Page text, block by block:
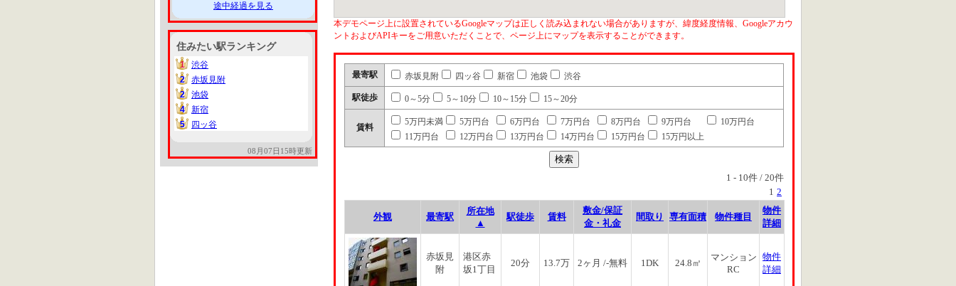
途中経過を見る
住みたい駅ランキング
1
1
渋谷
2
2
赤坂見附
2
2
池袋
4
4
新宿
5
5 四ッ谷
08月07日15時更新
本デモページ上に設置されているGoogleマップは正しく読み込まれない場合がありますが、緯度経度情報、Googleアカウ
ントおよびAPIキーをご用意いただくことで、ページ上にマップを表示することができます。
最寄駅 赤坂見附 四ッ谷 新宿 池袋 渋谷
駅徒歩 0～5分 5～10分 10～15分 15～20分
賃料
5万円未満 5万円台 6万円台 7万円台 8万円台 9万円台
10万円台
11万円台
12万円台 13万円台 14万円台 15万円台 15万円以上
1 - 10件 / 20件
1 2
外観 最寄駅
所在地
▲
駅徒歩 賃料
敷金/保証
金・礼金
間取り 専有面積 物件種目
物件
詳細
赤坂見
附
港区赤
坂1丁目
20分 13.7万 2ヶ月 /-無料 1DK 24.8㎡
マンション
RC
物件
詳細